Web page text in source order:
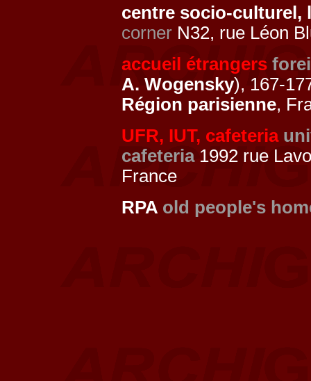
centre socio-culturel,
corner N32, rue Léon
accueil étrangers
A. Wogensky), 167-
Région parisienne,
UFR, IUT, cafeteria
cafeteria1992 rue
France
RPA old people's